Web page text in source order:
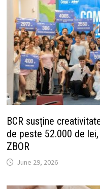
BCR susține
de peste 52.000 de lei,
ZBOR
June 29, 2026